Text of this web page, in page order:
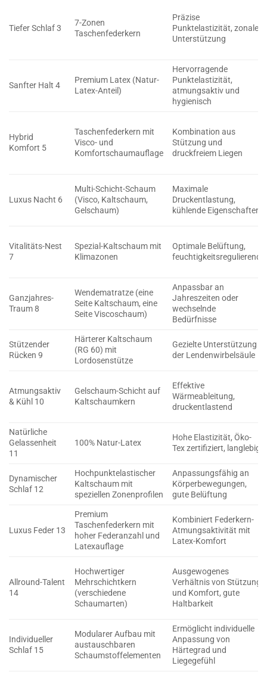
Tiefer Schlaf 3
7-Zonen
Taschenfederkern
Präzise
Punktelastizität, zonale
Unterstützung
Sanfter Halt 4
Premium Latex (Natur-
Latex-Anteil)
Hervorragende
Punktelastizität,
atmungsaktiv und
hygienisch
Hybrid
Komfort 5
Taschenfederkern mit
Visco- und
Komfortschaumauflage
Kombination aus
Stützung und
druckfreiem Liegen
Luxus Nacht 6
Multi-Schicht-Schaum
(Visco, Kaltschaum,
Gelschaum)
Maximale
Druckentlastung,
kühlende Eigenschaften
Vitalitäts-Nest
7
Spezial-Kaltschaum mit
Klimazonen
Optimale Belüftung,
feuchtigkeitsregulierend
Ganzjahres-
Traum 8
Wendematratze (eine
Seite Kaltschaum, eine
Seite Viscoschaum)
Anpassbar an
Jahreszeiten oder
wechselnde
Bedürfnisse
Stützender
Rücken 9
Härterer Kaltschaum
(RG 60) mit
Lordosenstütze
Gezielte Unterstützung
der Lendenwirbelsäule
Atmungsaktiv
& Kühl 10
Gelschaum-Schicht auf
Kaltschaumkern
Effektive
Wärmeableitung,
druckentlastend
Natürliche
Gelassenheit
11
100% Natur-Latex
Hohe Elastizität, Öko-
Tex zertifiziert, langlebig
Dynamischer
Schlaf 12
Hochpunktelastischer
Kaltschaum mit
speziellen Zonenprofilen
Anpassungsfähig an
Körperbewegungen,
gute Belüftung
Luxus Feder 13
Premium
Taschenfederkern mit
hoher Federanzahl und
Latexauflage
Kombiniert Federkern-
Atmungsaktivität mit
Latex-Komfort
Allround-Talent
14
Hochwertiger
Mehrschichtkern
(verschiedene
Schaumarten)
Ausgewogenes
Verhältnis von Stützung
und Komfort, gute
Haltbarkeit
Individueller
Schlaf 15
Modularer Aufbau mit
austauschbaren
Schaumstoffelementen
Ermöglicht individuelle
Anpassung von
Härtegrad und
Liegegefühl